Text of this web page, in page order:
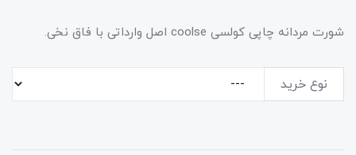
شورت مردانه چاپی کولسی coolse اصل وارداتی با فاق نخی.
نوع خرید